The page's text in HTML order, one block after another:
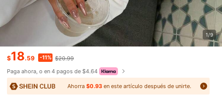
1/9
$18.59 -11% $20.99
Paga ahora, o en 4 pagos de $4.64
Ahorra $0.93en este artículo después de unirte.